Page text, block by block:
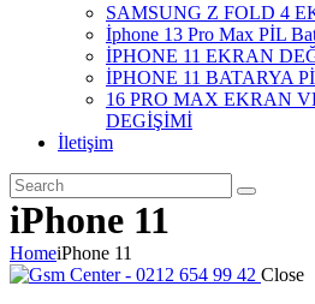
SAMSUNG Z FOLD 4
İphone 13 Pro Max PİL
İPHONE 11 EKRAN
İPHONE 11 BATARYA
16 PRO MAX EKRAN
DEGİŞİMİ
İletişim
iPhone 11
HomeiPhone 11
Close